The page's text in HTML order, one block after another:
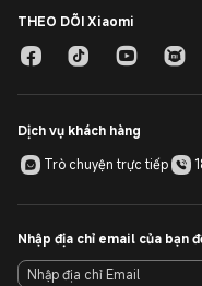
THEO DÕI Xiaomi
Dịch vụ khách hàng
Trò chuyện trực tiếp
Nhập địa chỉ email của bạn